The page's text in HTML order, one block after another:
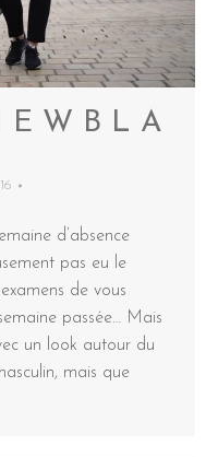
E W B L A
d’absence
pas eu le
de vous
passée… Mais
un look autour du
mais que